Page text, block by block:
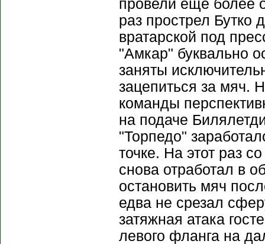
провели ещё более
раз прострел Бутко
вратарской под
"Амкар" буквально
заняты
зацепиться за мяч.
команды
на подаче
"Торпедо"
точке. На этот раз
снова отработал в
остановить мяч
едва не срезал
затяжная атака
левого фланга на